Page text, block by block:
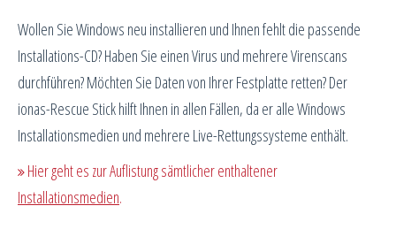
Wollen Sie Windows neu installieren und Ihnen fehlt die passende
Installations-CD? Haben Sie einen Virus und mehrere Virenscans
durchführen? Möchten Sie Daten von Ihrer Festplatte retten? Der
ionas-Rescue Stick hilft Ihnen in allen Fällen, da er alle Windows
Installationsmedien und mehrere Live-Rettungssysteme enthält.
Hier geht es zur Auflistung sämtlicher enthaltener
Installationsmedien.